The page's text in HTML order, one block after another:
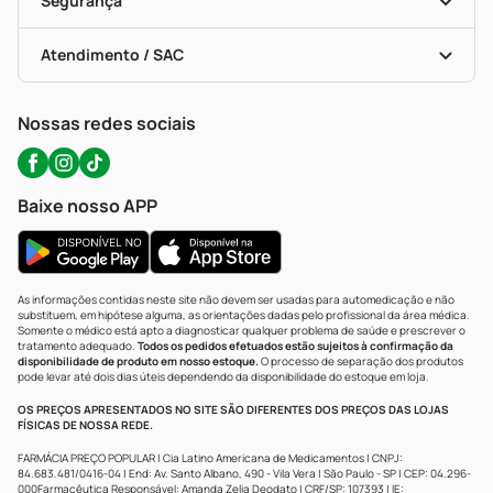
Troca E Devolução
Bulas De A A Z
Políticas De Marketplace
Testes Rápidos
Autoteste Covid-19
Certificado De Segurança
Portal Da Privacidade
Atendimento / SAC
WhatsApp (47) 9202-1687
Nossas redes sociais
Baixe nosso APP
As informações contidas neste site não devem ser usadas para automedicação e não
substituem, em hipótese alguma, as orientações dadas pelo profissional da área médica.
Somente o médico está apto a diagnosticar qualquer problema de saúde e prescrever o
tratamento adequado. Todos os pedidos efetuados estão sujeitos à confirmação da
disponibilidade de produto em nosso estoque.O processo de separação dos produtos
pode levar até dois dias úteis dependendo da disponibilidade do estoque em loja.
OS PREÇOS APRESENTADOS NO SITE SÃO DIFERENTES DOS PREÇOS DAS LOJAS
FÍSICAS DE NOSSA REDE.
FARMÁCIA PREÇO POPULAR | Cia Latino Americana de Medicamentos | CNPJ:
84.683.481/0416-04 | End: Av. Santo Albano, 490 - Vila Vera | São Paulo - SP | CEP: 04.296-
000Farmacêutica Responsável: Amanda Zelia Deodato | CRF/SP: 107393 | IE: